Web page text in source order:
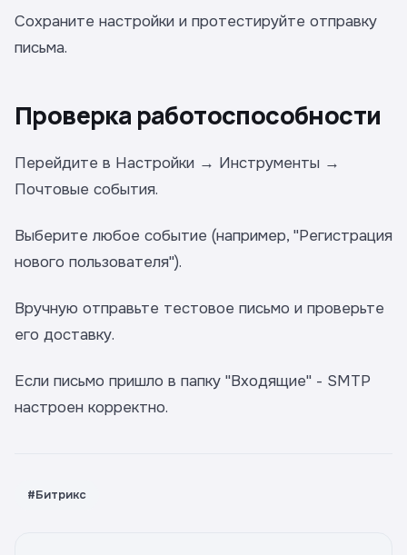
Сохраните настройки и протестируйте отправку
письма.
Проверка работоспособности
Перейдите в Настройки → Инструменты →
Почтовые события.
Выберите любое событие (например, "Регистрация
нового пользователя").
Вручную отправьте тестовое письмо и проверьте
его доставку.
Если письмо пришло в папку "Входящие" - SMTP
настроен корректно.
#Битрикс